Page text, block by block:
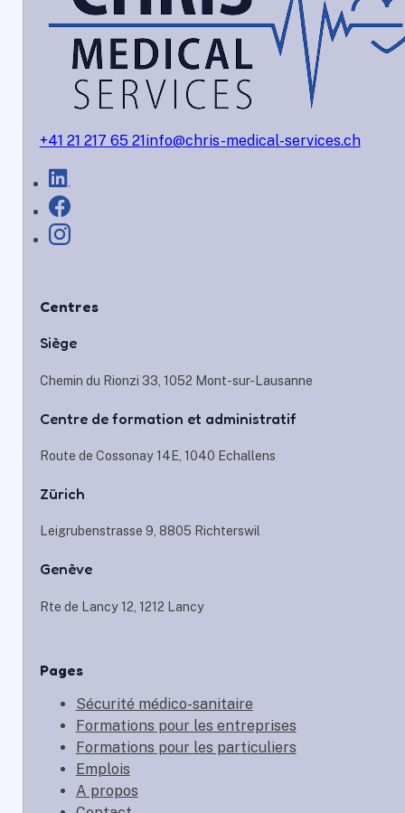
+41 21 217 65 21 info@chris-medical-services.ch
Centres
Siège
Chemin du Rionzi 33, 1052 Mont-sur-Lausanne
Centre de formation et administratif
Route de Cossonay 14E, 1040 Echallens
Zürich
Leigrubenstrasse 9, 8805 Richterswil
Genève
Rte de Lancy 12, 1212 Lancy
Pages
Sécurité médico-sanitaire
Formations pour les entreprises
Formations pour les particuliers
Emplois
A propos